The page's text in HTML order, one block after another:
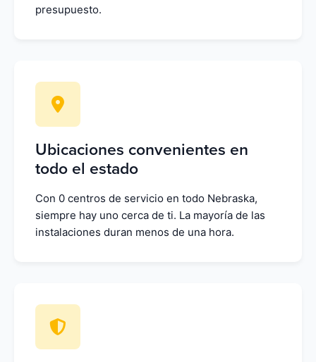
presupuesto.
Ubicaciones convenientes en
todo el estado
Con 0 centros de servicio en todo Nebraska,
siempre hay uno cerca de ti. La mayoría de las
instalaciones duran menos de una hora.